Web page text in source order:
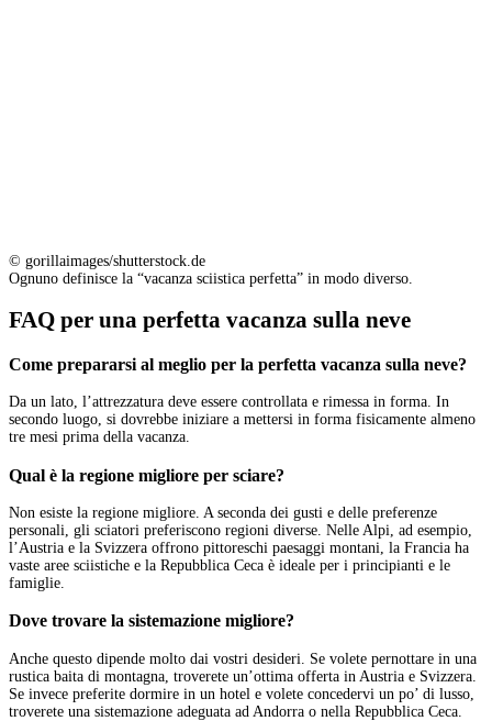
© gorillaimages/shutterstock.de
Ognuno definisce la “vacanza sciistica perfetta” in modo diverso.
FAQ per una perfetta vacanza sulla neve
Come prepararsi al meglio per la perfetta vacanza sulla neve?
Da un lato, l’attrezzatura deve essere controllata e rimessa in forma. In
secondo luogo, si dovrebbe iniziare a mettersi in forma fisicamente almeno
tre mesi prima della vacanza.
Qual è la regione migliore per sciare?
Non esiste la regione migliore. A seconda dei gusti e delle preferenze
personali, gli sciatori preferiscono regioni diverse. Nelle Alpi, ad esempio,
l’Austria e la Svizzera offrono pittoreschi paesaggi montani, la Francia ha
vaste aree sciistiche e la Repubblica Ceca è ideale per i principianti e le
famiglie.
Dove trovare la sistemazione migliore?
Anche questo dipende molto dai vostri desideri. Se volete pernottare in una
rustica baita di montagna, troverete un’ottima offerta in Austria e Svizzera.
Se invece preferite dormire in un hotel e volete concedervi un po’ di lusso,
troverete una sistemazione adeguata ad Andorra o nella Repubblica Ceca.